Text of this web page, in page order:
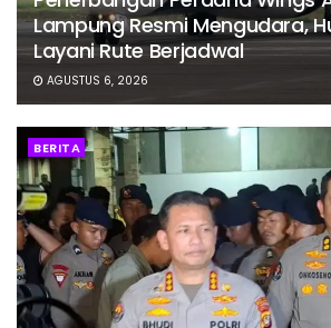
Lampung Resmi Mengudara,
Layani Rute Berjadwal
AGUSTUS 6, 2026
BERITA